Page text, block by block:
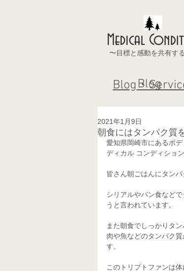
Medical
〜目標と感動を共有す
Blog
Blog・
朝食にはタンパク質
2021年1月9日
愛知県岡崎市にあるボ
ディカル コンディショ
皆さん朝ごはんにタン
シリアルやパン食など
うと言われています。
また朝食でしっかりタ
肉や魚などのタンパク
す。
このトリプトファンは